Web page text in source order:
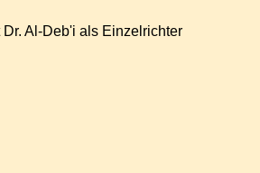
Al-Deb'i als Einzelrichter